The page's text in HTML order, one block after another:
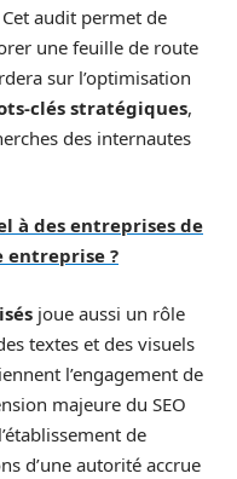
Cet audit permet de
une feuille de route
sur l’optimisation
clés stratégiques,
des internautes
à des entreprises de
entreprise ?
joue aussi un rôle
textes et des visuels
l’engagement de
majeure du SEO
de
d’une autorité accrue